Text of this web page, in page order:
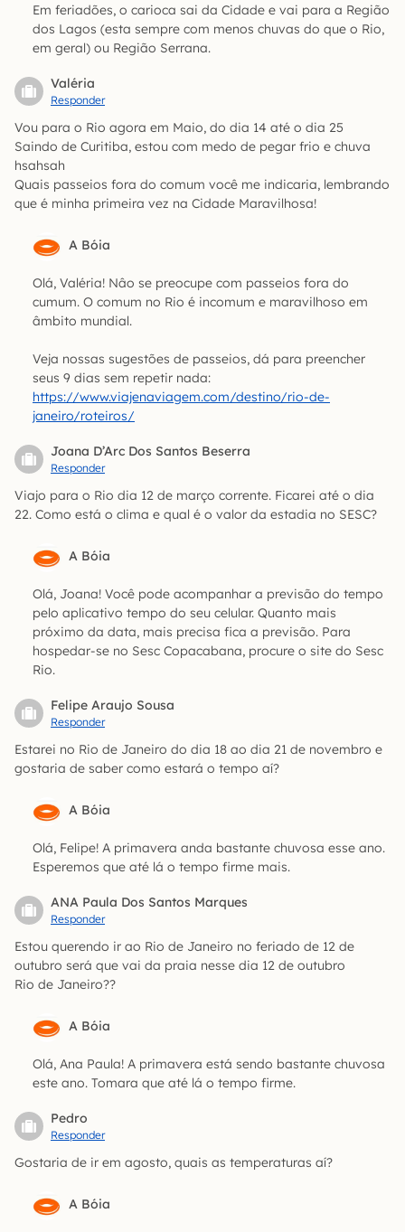
Em feriadões, o carioca sai da Cidade e vai para a Região
dos Lagos (esta sempre com menos chuvas do que o Rio,
em geral) ou Região Serrana.
Valéria
Responder
Vou para o Rio agora em Maio, do dia 14 até o dia 25
Saindo de Curitiba, estou com medo de pegar frio e chuva
hsahsah
Quais passeios fora do comum você me indicaria, lembrando
que é minha primeira vez na Cidade Maravilhosa!
A Bóia
Olá, Valéria! Nâo se preocupe com passeios fora do
cumum. O comum no Rio é incomum e maravilhoso em
âmbito mundial.
Veja nossas sugestões de passeios, dá para preencher
seus 9 dias sem repetir nada:
https://www.viajenaviagem.com/destino/rio-de-
janeiro/roteiros/
Joana D’Arc Dos Santos Beserra
Responder
Viajo para o Rio dia 12 de março corrente. Ficarei até o dia
22. Como está o clima e qual é o valor da estadia no SESC?
A Bóia
Olá, Joana! Você pode acompanhar a previsão do tempo
pelo aplicativo tempo do seu celular. Quanto mais
próximo da data, mais precisa fica a previsão. Para
hospedar-se no Sesc Copacabana, procure o site do Sesc
Rio.
Felipe Araujo Sousa
Responder
Estarei no Rio de Janeiro do dia 18 ao dia 21 de novembro e
gostaria de saber como estará o tempo aí?
A Bóia
Olá, Felipe! A primavera anda bastante chuvosa esse ano.
Esperemos que até lá o tempo firme mais.
ANA Paula Dos Santos Marques
Responder
Estou querendo ir ao Rio de Janeiro no feriado de 12 de
outubro será que vai da praia nesse dia 12 de outubro
Rio de Janeiro??
A Bóia
Olá, Ana Paula! A primavera está sendo bastante chuvosa
este ano. Tomara que até lá o tempo firme.
Pedro
Responder
Gostaria de ir em agosto, quais as temperaturas aí?
A Bóia